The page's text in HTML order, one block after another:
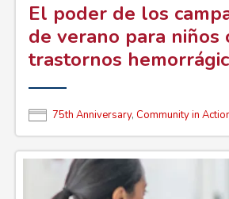
El poder de los
de verano para niños
trastornos
75th Anniversary, Community in